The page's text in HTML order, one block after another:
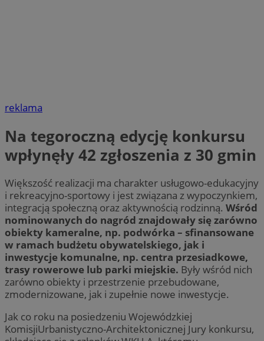
reklama
Na tegoroczną edycję konkursu
wpłynęły 42 zgłoszenia z 30 gmin
Większość realizacji ma charakter usługowo-edukacyjny
i rekreacyjno-sportowy i jest związana z wypoczynkiem,
integracją społeczną oraz aktywnością rodzinną. Wśród
nominowanych do nagród znajdowały się zarówno
obiekty kameralne, np. podwórka – sfinansowane
w ramach budżetu obywatelskiego, jak i
inwestycje komunalne, np. centra przesiadkowe,
trasy rowerowe lub parki miejskie. Były wśród nich
zarówno obiekty i przestrzenie przebudowane,
zmodernizowane, jak i zupełnie nowe inwestycje.
Jak co roku na posiedzeniu Wojewódzkiej
KomisjiUrbanistyczno-Architektonicznej Jury konkursu,